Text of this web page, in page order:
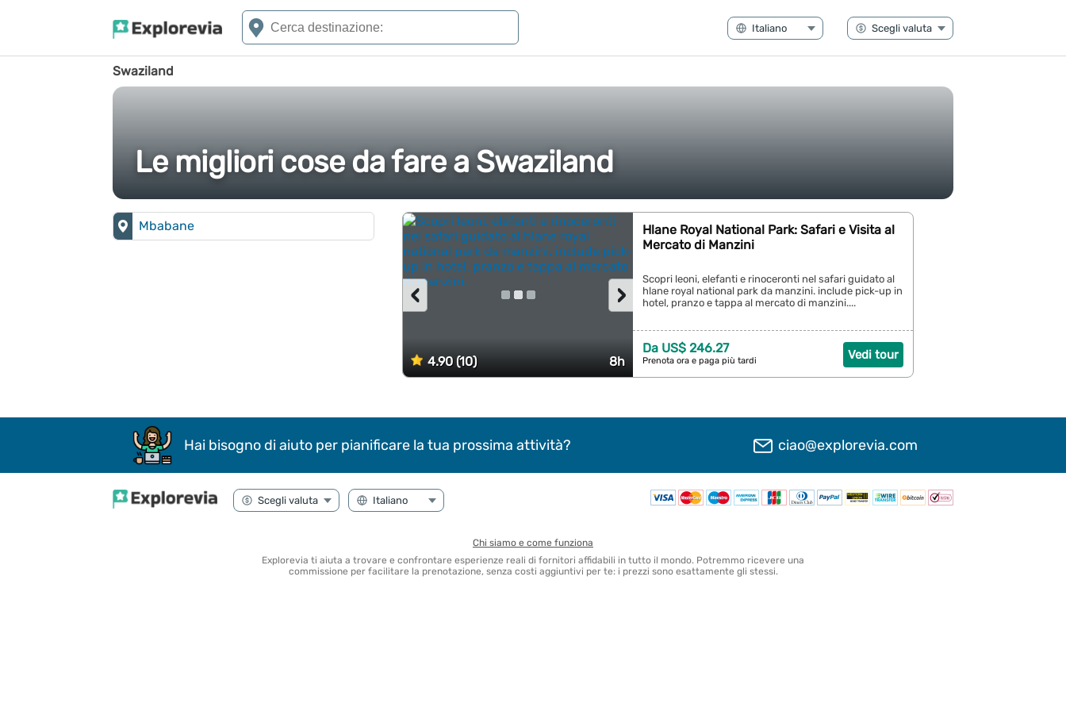
Swaziland
Le migliori cose da fare a Swaziland
4.90 (10) 8h
›
‹
Hlane Royal National Park: Safari e Visita al
Mercato di Manzini
Scopri leoni, elefanti e rinoceronti nel safari guidato al
hlane royal national park da manzini. include pick-up in
hotel, pranzo e tappa al mercato di manzini....
Vedi tour
Da US$ 246.27
Prenota ora e paga più tardi
Mbabane
Hai bisogno di aiuto per pianificare la tua prossima attività? ciao@explorevia.com
Chi siamo e come funziona
Explorevia ti aiuta a trovare e confrontare esperienze reali di fornitori affidabili in tutto il mondo. Potremmo ricevere una
commissione per facilitare la prenotazione, senza costi aggiuntivi per te: i prezzi sono esattamente gli stessi.